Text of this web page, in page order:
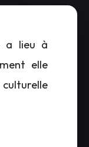
a lieu à
elle